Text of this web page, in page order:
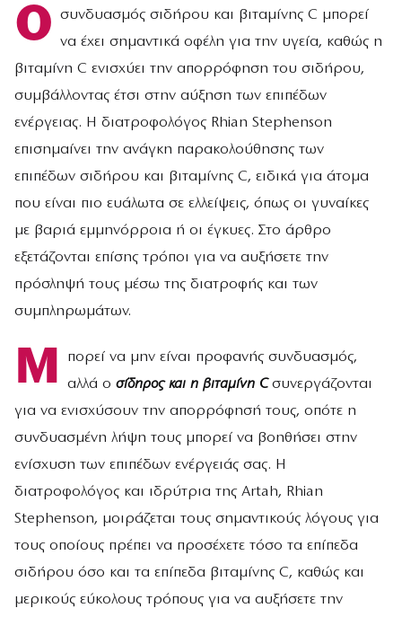
Ο συνδυασμός σιδήρου και βιταμίνης C μπορεί
να έχει σημαντικά οφέλη για την υγεία, καθώς η
βιταμίνη C ενισχύει την απορρόφηση του σιδήρου,
συμβάλλοντας έτσι στην αύξηση των επιπέδων
ενέργειας. Η διατροφολόγος Rhian Stephenson
επισημαίνει την ανάγκη παρακολούθησης των
επιπέδων σιδήρου και βιταμίνης C, ειδικά για άτομα
που είναι πιο ευάλωτα σε ελλείψεις, όπως οι γυναίκες
με βαριά εμμηνόρροια ή οι έγκυες. Στο άρθρο
εξετάζονται επίσης τρόποι για να αυξήσετε την
πρόσληψή τους μέσω της διατροφής και των
συμπληρωμάτων.
Μ
πορεί να μην είναι προφανής συνδυασμός,
αλλά ο σίδηρος και η βιταμίνη Cσυνεργάζονται
για να ενισχύσουν την απορρόφησή τους, οπότε η
συνδυασμένη λήψη τους μπορεί να βοηθήσει στην
ενίσχυση των επιπέδων ενέργειάς σας. H
διατροφολόγος και ιδρύτρια της Artah, Rhian
Stephenson, μοιράζεται τους σημαντικούς λόγους για
τους οποίους πρέπει να προσέχετε τόσο τα επίπεδα
σιδήρου όσο και τα επίπεδα βιταμίνης C, καθώς και
μερικούς εύκολους τρόπους για να αυξήσετε την